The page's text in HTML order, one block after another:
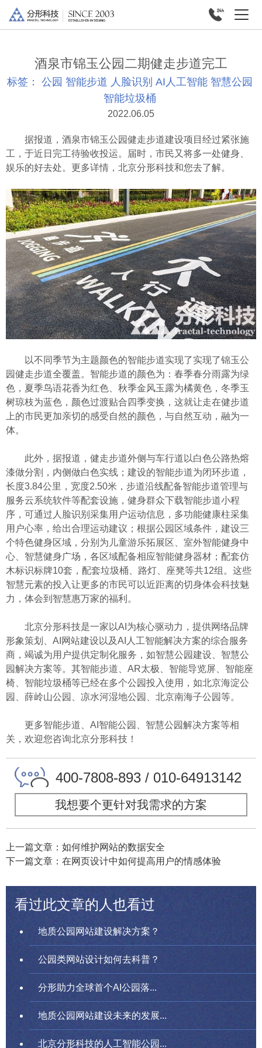
酒泉市锦玉公园二期健走步道完工
标签： 公园 智能步道 人脸识别 AI人工智能 智慧公园
智能垃圾桶
2022.06.05
据报道，酒泉市锦玉公园健走步道建设项目经过紧张施
工，于近日完工待验收投运。届时，市民又将多一处健身、
娱乐的好去处。更多详情，北京分形科技和您去了解。
以不同季节为主题颜色的智能步道实现了实现了锦玉公
园健走步道全覆盖。智能步道的颜色为：春季春分雨露为绿
色，夏季鸟语花香为红色、秋季金风玉露为橘黄色，冬季玉
树琼枝为蓝色，颜色过渡贴合四季变换，这就让走在健步道
上的市民更加亲切的感受自然的颜色，与自然互动，融为一
体。
此外，据报道，健走步道外侧与车行道以白色公路热熔
漆做分割，内侧做白色实线；建设的智能步道为闭环步道，
长度3.84公里，宽度2.50米，步道沿线配备智能步道管理与
服务云系统软件等配套设施，健身群众下载智能步道小程
序，可通过人脸识别采集用户运动信息，多功能健康柱采集
用户心率，给出合理运动建议；根据公园区域条件，建设三
个特色健身区域，分别为儿童游乐拓展区、室外智能健身中
心、智慧健身广场，各区域配备相应智能健身器材；配套仿
木标识标牌10套，配套垃圾桶、路灯、座凳等共12组。这些
智慧元素的投入让更多的市民可以近距离的切身体会科技魅
力，体会到智慧惠万家的福利。
北京分形科技是一家以AI为核心驱动力，提供网络品牌
形象策划、AI网站建设以及AI人工智能解决方案的综合服务
商，竭诚为用户提供定制化服务，如智慧公园建设、智慧公
园解决方案等。其智能步道、AR太极、智能导览屏、智能座
椅、智能垃圾桶等已经在多个公园投入使用，如北京海淀公
园、薛岭山公园、凉水河湿地公园、北京南海子公园等。
更多智能步道、AI智能公园、智慧公园解决方案等相
关，欢迎您咨询北京分形科技！
400-7808-893 / 010-64913142
我想要个更针对我需求的方案
上一篇文章：如何维护网站的数据安全
下一篇文章：在网页设计中如何提高用户的情感体验
看过此文章的人也看过
地质公园网站建设解决方案？
公园类网站设计如何去科普？
分形助力全球首个AI公园落...
地质公园网站建设未来的发展...
北京分形科技的人工智能公园...